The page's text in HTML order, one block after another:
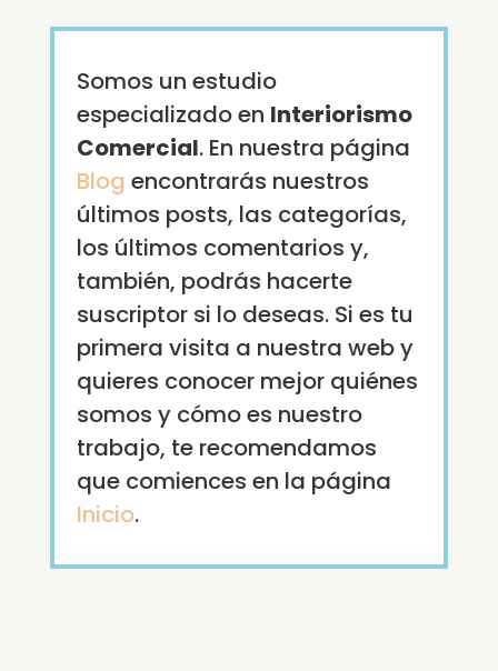
Somos un estudio
especializado en Interiorismo
Comercial. En nuestra página
Blog encontrarás nuestros
últimos posts, las categorías,
los últimos comentarios y,
también, podrás hacerte
suscriptor si lo deseas. Si es tu
primera visita a nuestra web y
quieres conocer mejor quiénes
somos y cómo es nuestro
trabajo, te recomendamos
que comiences en la página
Inicio.